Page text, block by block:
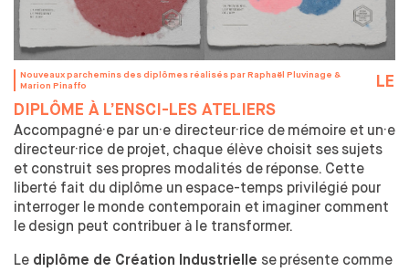
CHAIRE INNOVATION PUBLIQUE
PARTENAIRES
L’ENTREPRISE AU CŒUR DE L’ÉCOLE
LES MODALITÉS DE PARTENARIATS
VOUS CHERCHEZ UN STAGIAIRE
MÉCÉNAT
TAXE D'APPRENTISSAGE
INTERNATIONAL
OUVERTURE SUR LE MONDE
Nouveaux parchemins des diplômes réalisés par Raphaël Pluvinage &
Marion Pinaffo
LE
DIPLÔME À L’ENSCI-LES ATELIERS
Accompagné·e par un·e directeur·rice de mémoire et un·e
directeur·rice de projet, chaque élève choisit ses sujets
et construit ses propres modalités de réponse. Cette
liberté fait du diplôme un espace-temps privilégié pour
interroger le monde contemporain et imaginer comment
le design peut contribuer à le transformer.
Le diplôme de Création Industrielle se présente comme